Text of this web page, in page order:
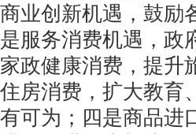
商业创新机遇，鼓励
是服务消费机遇，政
家政健康消费，提升
住房消费，扩大教育
有可为；四是商品进